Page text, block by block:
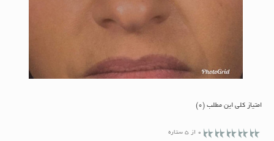
امتیاز کلی این مطلب (0)
0 از 5 ستاره